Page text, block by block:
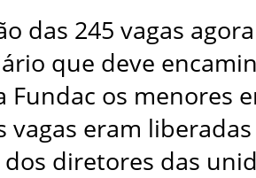
das 245 vagas
que deve
Fundac os menores
vagas eram
diretores das